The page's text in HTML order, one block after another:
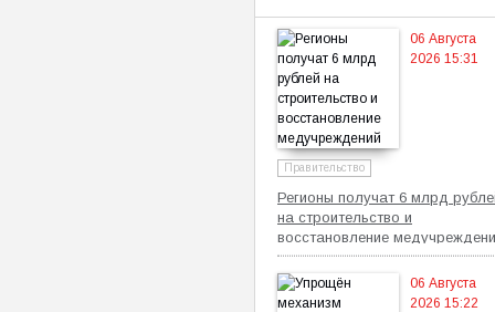
06 Августа
2026 15:31
Правительство
Регионы получат 6 млрд
на строительство и
восстановление
06 Августа
2026 15:22